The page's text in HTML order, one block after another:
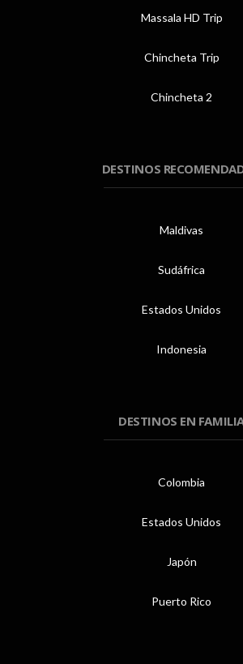
Massala HD Trip
Chincheta Trip
Chincheta 2
DESTINOS
Maldivas
Sudáfrica
Estados Unidos
Indonesia
DESTINOS EN
Colombia
Estados Unidos
Japón
Puerto Rico